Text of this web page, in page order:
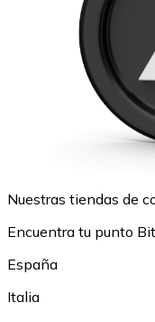
Nuestras tiendas de
Encuentra tu punto
España
Italia